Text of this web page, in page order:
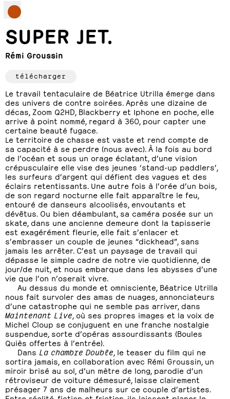
SUPER JET.
Rémi Groussin
télécharger
Le travail tentaculaire de Béatrice Utrilla émerge dans
des univers de contre soirées. Après une dizaine de
décas, Zoom Q2HD, Blackberry et Iphone en poche, elle
arrive à point nommé, regard à 360, pour capter une
certaine beauté fugace.
Le territoire de chasse est vaste et rend compte de
sa capacité à se perdre (nous avec). À la fois au bord
de l’océan et sous un orage éclatant, d’une vision
crépusculaire elle vise des jeunes ‘stand-up paddlers’,
les surfeurs d’argent qui défient des vagues et des
éclairs retentissants. Une autre fois à l’orée d’un bois,
de son regard nocturne elle fait apparaître le feu,
entouré de danseurs alcoolisés, envoutants et
dévêtus. Ou bien déambulant, sa caméra posée sur un
skate, dans une ancienne demeure dont la tapisserie
est exagérément fleurie, elle fait s’enlacer et
s’embrasser un couple de jeunes “dickhead”, sans
jamais les arrêter. C’est un paysage de travail qui
dépasse le simple cadre de notre vie quotidienne, de
jour/de nuit, et nous embarque dans les abysses d’une
vie que l’on n’oserait vivre.
Au dessus du monde et omnisciente, Béatrice Utrilla
nous fait survoler des amas de nuages, annonciateurs
d’une catastrophe qui ne semble pas arriver, dans
Maintenant Live , où ses propres images et la voix de
Michel Cloup se conjuguent en une franche nostalgie
suspendue, sorte d’opéras assourdissants (Boules
Quiès offertes à l’entrée).
Dans La chambre Double , le teaser du film qui ne
sortira jamais, en collaboration avec Rémi Groussin, un
miroir brisé au sol, d’un mètre de long, parodie d’un
rétroviseur de voiture démesuré, laisse clairement
présager 7 ans de malheurs sur ce couple d’artistes.